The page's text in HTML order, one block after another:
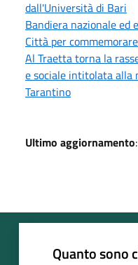
dall'Università di Bari
Bandiera nazionale ed
Città per
Al Traetta torna la
e sociale intitolata alla
Tarantino
Ultimo aggiornamento
Quanto sono